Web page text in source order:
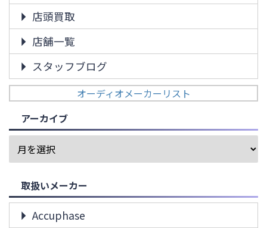
店頭買取
店舗一覧
スタッフブログ
オーディオメーカーリスト
アーカイブ
取扱いメーカー
Accuphase